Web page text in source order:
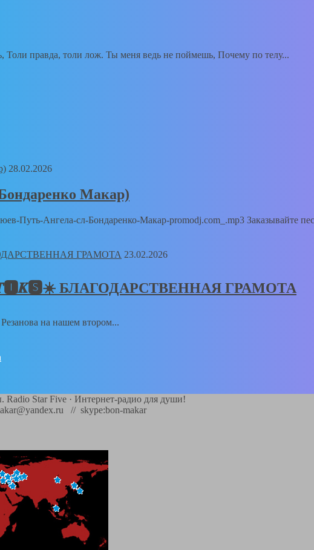
правда, толи лож. Ты меня ведь не поймешь, Почему по телу...
28.02.2026
Макар)
Путь-Ангела-сл-Бондаренко-Макар-promodj.com_.mp3 Заказывайте
23.02.2026
БЛАГОДАРСТВЕННАЯ ГРАМОТА
на нашем втором...
Radio Star Five · Интернет-радио для души!
// skype:bon-makar